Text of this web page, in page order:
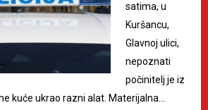
satima, u
Kuršancu,
Glavnoj ulici,
nepoznati
počinitelj je iz
kuće ukrao razni alat. Materijalna…